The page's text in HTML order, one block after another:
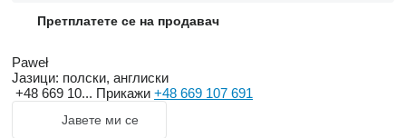
Претплатете се на продавач
Paweł
Јазици: полски, англиски
+48 669 10... Прикажи +48 669 107 691
Јавете ми се